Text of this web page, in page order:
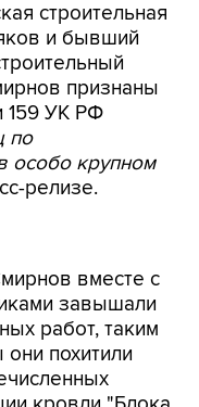
строительная
и бывший
признаны
159 УК РФ
по
особо крупном
релизе.
работ, таким
похитили
кровли "Блока